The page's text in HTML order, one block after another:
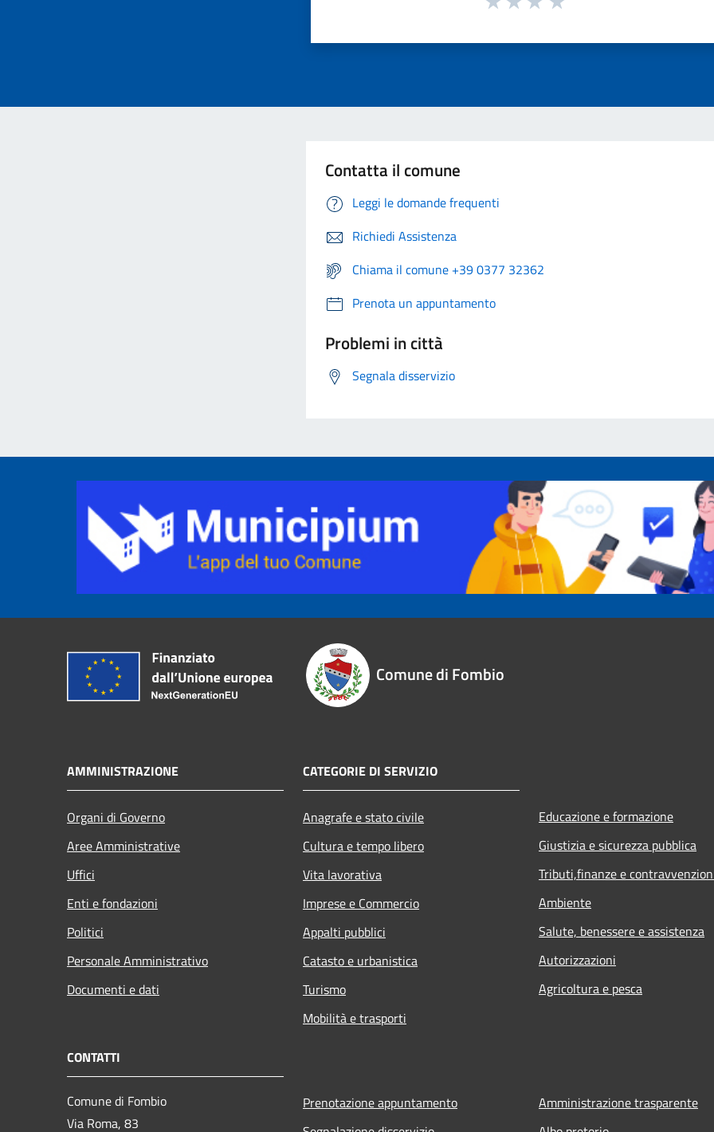
Contatta il comune
Leggi le domande frequenti
Richiedi Assistenza
Chiama il comune +39 0377 32362
Prenota un appuntamento
Problemi in città
Segnala disservizio
Comune di Fombio
AMMINISTRAZIONE
Organi di Governo
Aree Amministrative
Uffici
Enti e fondazioni
Politici
Personale Amministrativo
Documenti e dati
CATEGORIE DI SERVIZIO
Anagrafe e stato civile
Cultura e tempo libero
Vita lavorativa
Imprese e Commercio
Appalti pubblici
Catasto e urbanistica
Turismo
Mobilità e trasporti
Educazione e formazione
Giustizia e sicurezza pubblica
Tributi,finanze e
Ambiente
Salute, benessere e assistenza
Autorizzazioni
Agricoltura e pesca
CONTATTI
Comune di Fombio
Via Roma, 83
Prenotazione appuntamento
Amministrazione trasparente